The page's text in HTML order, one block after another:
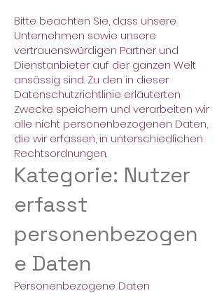
Bitte beachten Sie, dass unsere
Unternehmen sowie unsere
vertrauenswürdigen Partner und
Dienstanbieter auf der ganzen Welt
ansässig sind. Zu den in dieser
Datenschutzrichtlinie erläuterten
Zwecke speichern und verarbeiten wir
alle nicht personenbezogenen Daten,
die wir erfassen, in unterschiedlichen
Rechtsordnungen.
Kategorie: Nutzer
erfasst
personenbezogen
e Daten
Personenbezogene Daten